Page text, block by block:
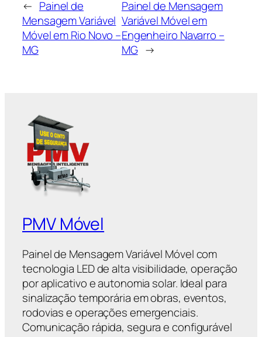
← Painel de
Mensagem Variável
Móvel em Rio Novo –
MG
Painel de Mensagem
Variável Móvel em
Engenheiro Navarro –
MG →
PMV Móvel
Painel de Mensagem Variável Móvel com
tecnologia LED de alta visibilidade, operação
por aplicativo e autonomia solar. Ideal para
sinalização temporária em obras, eventos,
rodovias e operações emergenciais.
Comunicação rápida, segura e configurável